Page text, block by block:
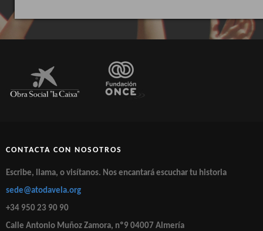
CONTACTA CON NOSOTROS
Escribe, llama, o visítanos. Nos encantará escuchar tu historia
sede@atodavela.org
+34 950 23 90 90
Calle Antonio Muñoz Zamora, nº9 04007 Almería